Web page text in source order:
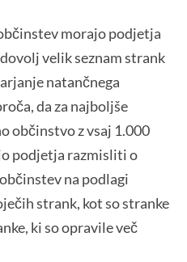
morajo podjetja
velik seznam strank
natančnega
da za najboljše
občinstvo z vsaj 1.000
podjetja razmisliti o
na podlagi
strank, kot so stranke
ki so opravile več